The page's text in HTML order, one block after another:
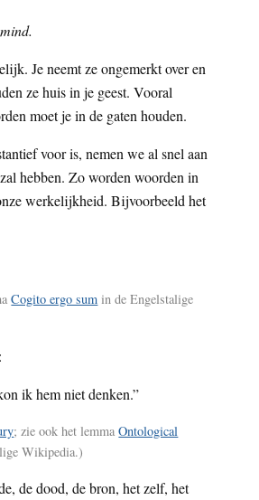
Je neemt ze ongemerkt over en
ze huis in je geest. Vooral
moet je in de gaten houden.
voor is, nemen we al snel aan
hebben. Zo worden woorden in
werkelijkheid. Bijvoorbeeld het
Cogito ergo sum in de Engelstalige
ik hem niet denken.”
; zie ook het lemmaOntological
Wikipedia.)
de dood, de bron, het zelf, het